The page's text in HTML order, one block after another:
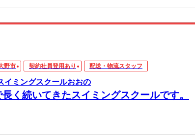
野市 契約社員登用あり 配送・物流スタッフ
イミングスクールおおの
く続いてきたスイミングスクールです。